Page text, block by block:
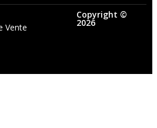
Vente
Copyright ©
2026